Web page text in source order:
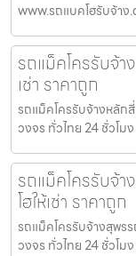
www.รถแบคโฮรับจ้า
รถแม็คโครรับจ้า
เช่า ราคาถูก
รถแม็คโครรับจ้างหลัก
วงจร ทั่วไทย 24 ชั่วโม
รถแม็คโครรับจ้
โฮให้เช่า ราคาถูก
รถแม็คโครรับจ้างสุพร
วงจร ทั่วไทย 24 ชั่วโ